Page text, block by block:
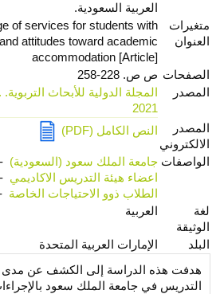
العربية السعودية.
متغيرات
العنوان
of services for students with
attitudes toward academic
accommodation [Article]
الصفحات ص ص. 228-258
المصدر
2021
المصدر
الالكتروني
النص الكامل (PDF)
الواصفات جامعة الملك سعود (السعودية) -
اعضاء هيئة التدريس الاكاديمي
الطلاب ذوو الاحتياجات الخاصة
لغة
الوثيقة
العربية
البلد
الإمارات العربية المتحدة
هدفت هذه الدراسة إلى الكشف عن مدى
التدريس في جامعة الملك سعود